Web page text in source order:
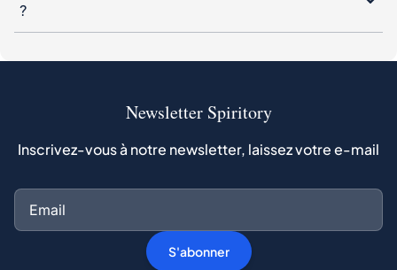
?
Newsletter Spiritory
Inscrivez-vous à notre newsletter, laissez votre e-mail
S'abonner